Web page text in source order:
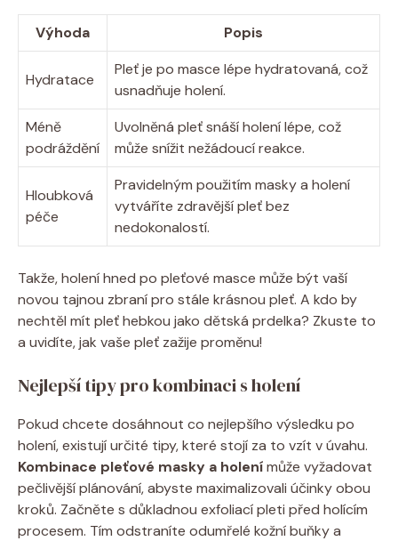
Výhoda Popis
Hydratace
Pleť je po masce lépe hydratovaná, což
usnadňuje holení.
Méně
podráždění
Uvolněná pleť snáší holení lépe, což
může snížit nežádoucí reakce.
Hloubková
péče
Pravidelným použitím masky a holení
vytváříte zdravější pleť bez
nedokonalostí.
Takže, holení hned po pleťové masce může být vaší
novou tajnou zbraní pro stále krásnou pleť. A kdo by
nechtěl mít pleť hebkou jako dětská prdelka? Zkuste to
a uvidíte, jak vaše pleť zažije proměnu!
Nejlepší tipy pro kombinaci s holení
Pokud chcete dosáhnout co nejlepšího výsledku po
holení, existují určité tipy, které stojí za to vzít v úvahu.
Kombinace pleťové masky a holenímůže vyžadovat
pečlivější plánování, abyste maximalizovali účinky obou
kroků. Začněte s důkladnou exfoliací pleti před holícím
procesem. Tím odstraníte odumřelé kožní buňky a